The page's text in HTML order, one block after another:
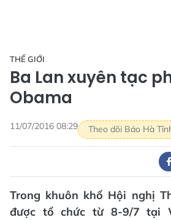
THẾ GIỚI
Ba Lan xuyên tạc
Obama
11/07/2016 08:29 Theo dõi Báo Hà
Trong khuôn khổ Hội nghị
được tổ chức từ 8-9/7 tại